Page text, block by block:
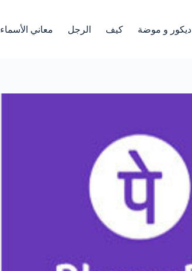
ديكور و موضة كيف الرجل معاني الأسماء